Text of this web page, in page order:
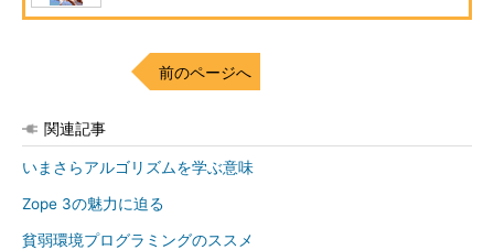
前のページへ
関連記事
いまさらアルゴリズムを学ぶ意味
Zope 3の魅力に迫る
貧弱環境プログラミングのススメ